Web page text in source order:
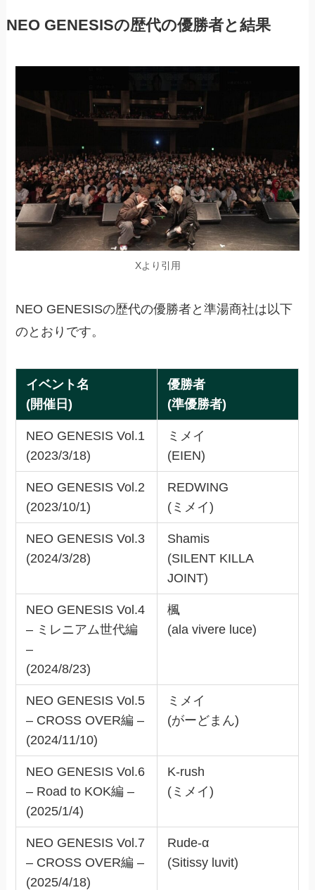
NEO GENESISの歴代の優勝者と結果
Xより引用
NEO GENESISの歴代の優勝者と準湯商社は以下
のとおりです。
イベント名
(開催日)
優勝者
(準優勝者)
NEO GENESIS Vol.1
(2023/3/18)
ミメイ
(EIEN)
NEO GENESIS Vol.2
(2023/10/1)
REDWING
(ミメイ)
NEO GENESIS Vol.3
(2024/3/28)
Shamis
(SILENT KILLA
JOINT)
NEO GENESIS Vol.4
– ミレニアム世代編
–
(2024/8/23)
楓
(ala vivere luce)
NEO GENESIS Vol.5
– CROSS OVER編 –
(2024/11/10)
ミメイ
(がーどまん)
NEO GENESIS Vol.6
– Road to KOK編 –
(2025/1/4)
K-rush
(ミメイ)
NEO GENESIS Vol.7
– CROSS OVER編 –
(2025/4/18)
Rude-α
(Sitissy luvit)